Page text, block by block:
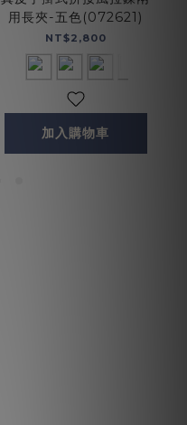
用長夾-五色(072621)
NT$2,800
加入購物車